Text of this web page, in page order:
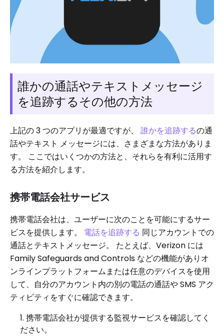
誰かの通話やテキストメッセージ
を追跡するその他の方法
上記の 3 つのアプリが最適ですが、 誰かを追跡するの通
話やテキスト メッセージには、さまざまな方法がありま
す。 ここではいくつかの方法と、それらを有利に活用す
る方法を紹介します。
携帯電話会社サービス
携帯電話会社は、ユーザーに次のことを可能にするサー
ビスを提供します。 電話を追跡する 同じアカウントでの
通話とテキストメッセージ。 たとえば、Verizon には
Family Safeguards and Controls などの機能がありオ
ンラインプラットフォームまたは任意のデバイスを使用
して、自分のアカウント内の別の電話の通話や SMS アク
ティビティをすぐに確認できます。
携帯電話会社が提供する監視サービスを確認してく
ださい。